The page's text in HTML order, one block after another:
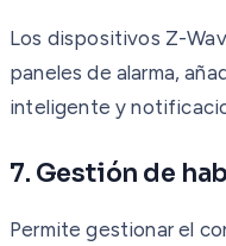
Los dispositivos Z-
paneles de alarma,
inteligente y
7. Gestión de
Permite gestionar el